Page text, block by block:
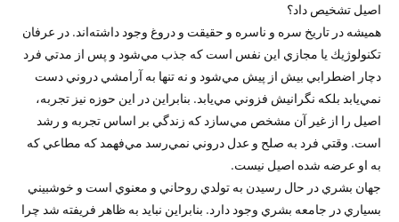
اصيل تشخيص داد؟
هميشه در تاريخ سره و ناسره و حقيقت و دروغ وجود داشته‌اند. در عرفان
تكنولوژيك يا مجازي اين نفس است كه جذب مي‌شود و پس از مدتي فرد
دچار اضطرابي بيش از پيش مي‌شود و نه تنها به آرامشي دروني دست
نمي‌يابد بلكه نگرانيش فزوني مي‌يابد. بنابراين در اين حوزه نيز تجربه،
اصيل را از غير آن مشخص مي‌سازد كه زندگي بر اساس تجربه و رشد
است. وقتي فرد به صلح و عدل دروني نمي‌رسد مي‌فهمد كه مطاعي كه
به او عرضه شده اصيل نيست.
جهان بشري در حال رسيدن به تولدي روحاني و معنوي است و خوشبيني
بسياري در جامعه بشري وجود دارد. بنابراين نبايد به ظاهر فريفته شد چرا